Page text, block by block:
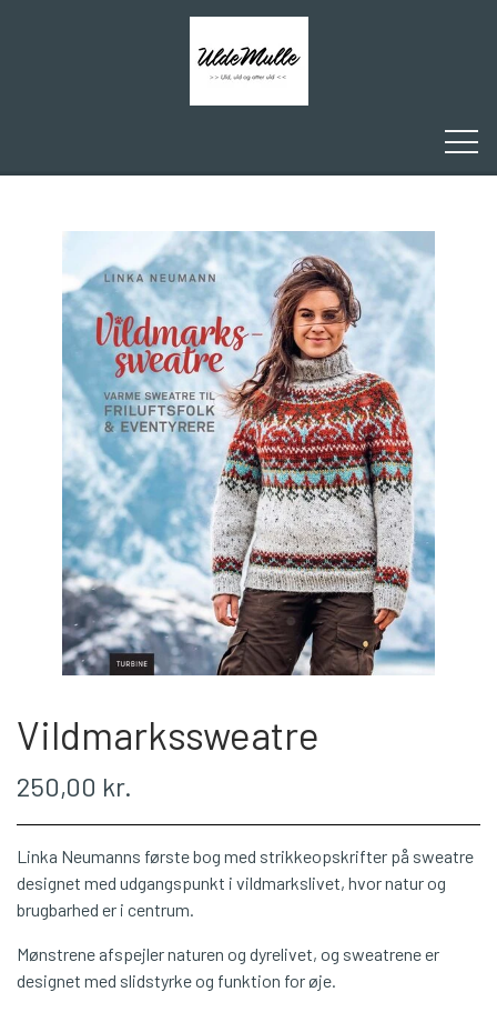
FORSIDE
ULDEMULLE
KONTAKT
WEBSHOP
PLÖTULOPI
LÉTTLOPI
1 CLASS
EINBAND
BOMULD 8/4
Vildmarkssweatre
250,00 kr.
Linka Neumanns første bog med strikkeopskrifter på sweatre
designet med udgangspunkt i vildmarkslivet, hvor natur og
brugbarhed er i centrum.
Mønstrene afspejler naturen og dyrelivet, og sweatrene er
designet med slidstyrke og funktion for øje.